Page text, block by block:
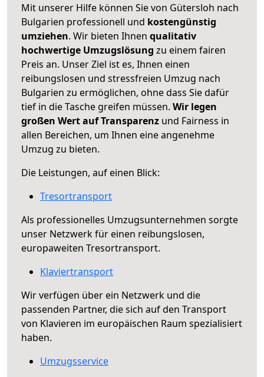
Mit unserer Hilfe können Sie von Gütersloh nach
Bulgarien professionell und kostengünstig
umziehen. Wir bieten Ihnen qualitativ
hochwertige Umzugslösung zu einem fairen
Preis an. Unser Ziel ist es, Ihnen einen
reibungslosen und stressfreien Umzug nach
Bulgarien zu ermöglichen, ohne dass Sie dafür
tief in die Tasche greifen müssen. Wir legen
großen Wert auf Transparenz und Fairness in
allen Bereichen, um Ihnen eine angenehme
Umzug zu bieten.
Die Leistungen, auf einen Blick:
Tresortransport
Als professionelles Umzugsunternehmen sorgte
unser Netzwerk für einen reibungslosen,
europaweiten Tresortransport.
Klaviertransport
Wir verfügen über ein Netzwerk und die
passenden Partner, die sich auf den Transport
von Klavieren im europäischen Raum spezialisiert
haben.
Umzugsservice